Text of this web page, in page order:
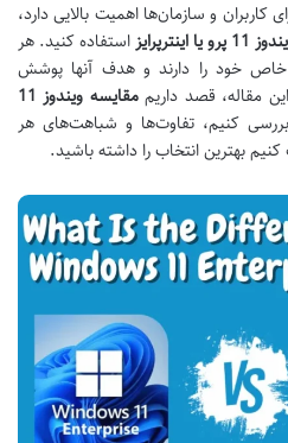
نسخه مناسب ویندوز 11 برای کاربران و سازمان‌ها اهمیت بالایی دارد،
پرو یا اینترپرایز
استفاده کنید. هر
خود را دارند و هدف آنها پوشش
مقاله، قصد داریم
مقایسه ویندوز 11
کنیم، تفاوت‌ها و شباهت‌های هر
بهترین انتخاب را داشته باشید.